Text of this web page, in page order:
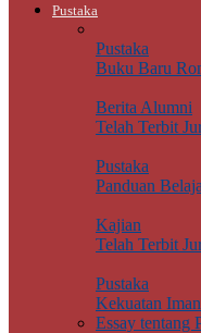
Pustaka
Pustaka
Buku Baru
Berita Alumni
Telah Terbit
Pustaka
Panduan
Kajian
Telah Terbit
Pustaka
Kekuatan
Essay tentang